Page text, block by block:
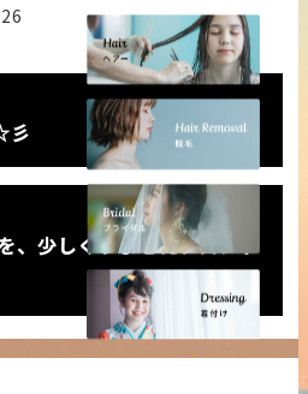
彡
、少しくすませたブロンド